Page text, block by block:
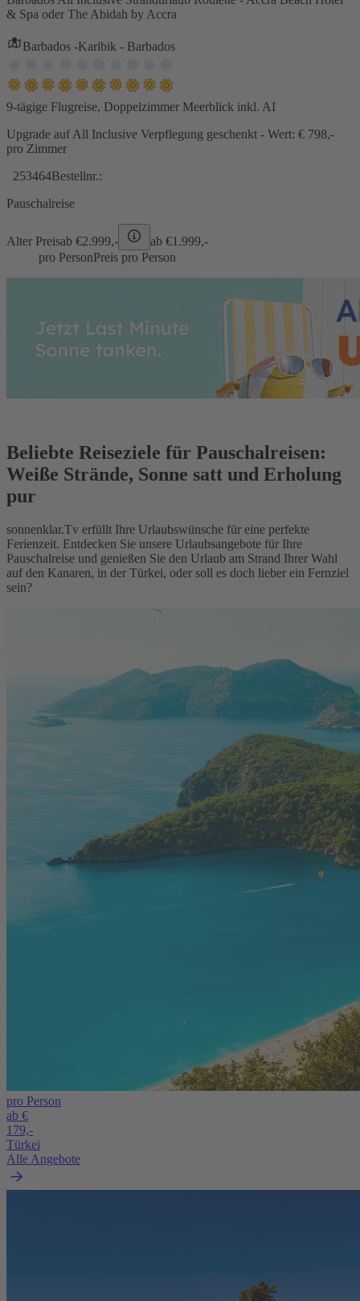
& Spa oder The Abidah by Accra
Barbados -Karibik - Barbados
9-tägige Flugreise, Doppelzimmer Meerblick inkl. AI
Upgrade auf All Inclusive Verpflegung geschenkt - Wert: € 798,-
pro Zimmer
253464Bestellnr.:
Pauschalreise
Alter Preisab €2.999,- ab €1.999,-
pro PersonPreis pro Person
Beliebte Reiseziele für Pauschalreisen:
Weiße Strände, Sonne satt und Erholung
pur
sonnenklar.Tv erfüllt Ihre Urlaubswünsche für eine perfekte
Ferienzeit. Entdecken Sie unsere Urlaubsangebote für Ihre
Pauschalreise und genießen Sie den Urlaub am Strand Ihrer Wahl
auf den Kanaren, in der Türkei, oder soll es doch lieber ein Fernziel
sein?
pro Person
ab €
179,-
Türkei
Alle Angebote